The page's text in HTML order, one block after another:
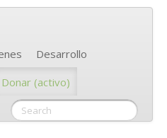
Desarrollo
Donar (activo)